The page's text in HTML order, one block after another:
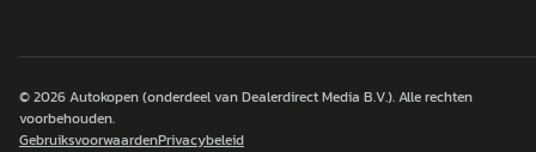
© 2026Autokopen(onderdeel van Dealerdirect Media B.V.). Alle rechten
voorbehouden.
GebruiksvoorwaardenPrivacybeleid